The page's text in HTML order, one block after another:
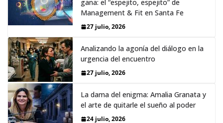
gana: el “espejito, espejito” de
Management & Fit en Santa Fe
27 julio, 2026
Analizando la agonía del diálogo en la
urgencia del encuentro
27 julio, 2026
La dama del enigma: Amalia Granata y
el arte de quitarle el sueño al poder
24 julio, 2026